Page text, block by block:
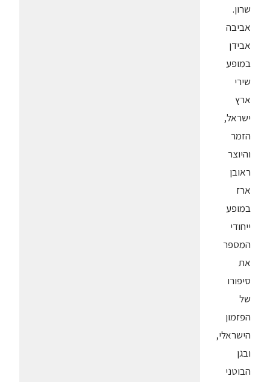
שרון.
אביבה
אבידן
במופע
שירי
ארץ
ישראל,
הזמר
והיוצר
ראובן
ארז
במופע
ייחודי
המספר
את
סיפורו
של
הפזמון
הישראלי,
ובגן
הבוטני